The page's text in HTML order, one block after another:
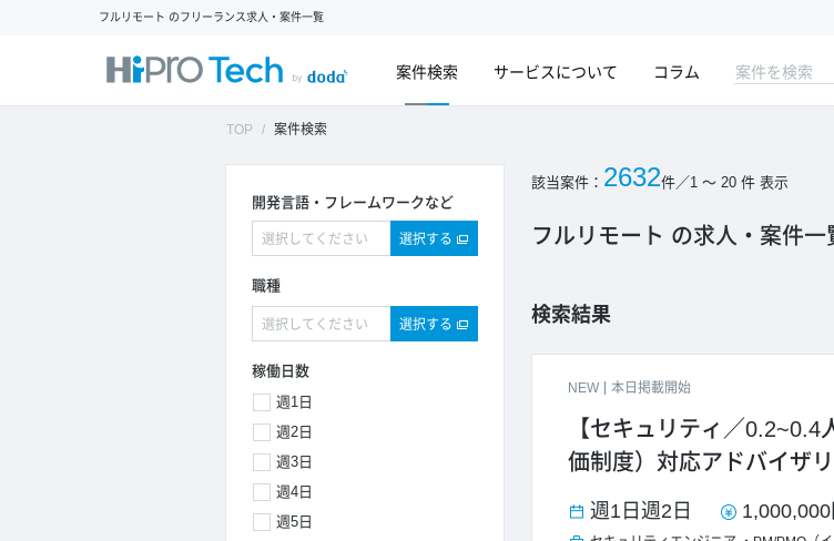
フルリモート のフリーランス求人・案件一覧
案件検索 サービスについて コラム
TOP 案件検索
開発言語・フレームワークなど
選択する
職種
選択する
稼働日数
週1日
週2日
週3日
週4日
週5日
該当案件： 2632件／1 ～ 20 件 表示
フルリモート の求人・案件一
検索結果
NEW 本日掲載開始
【セキュリティ／
価制度）対応アドバイザ
週1日 週2日 1,000,000